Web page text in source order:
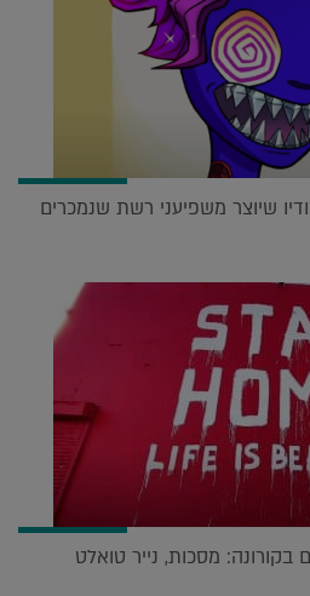
שיוצר משפיעני רשת שנמכרים
בקורונה: מסכות, נייר טואלט